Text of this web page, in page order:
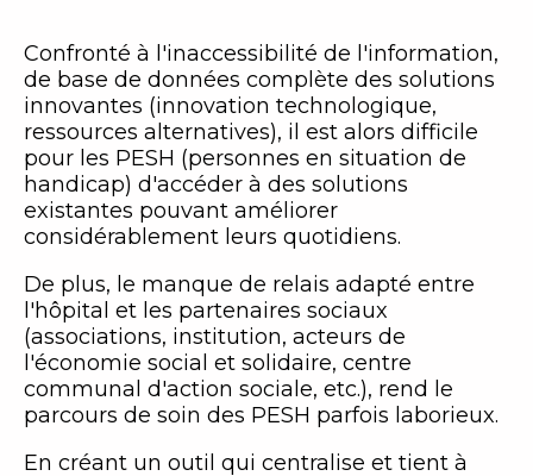
Confronté à l'inaccessibilité de l'information,
de base de données complète des solutions
innovantes (innovation technologique,
ressources alternatives), il est alors difficile
pour les PESH (personnes en situation de
handicap) d'accéder à des solutions
existantes pouvant améliorer
considérablement leurs quotidiens.
De plus, le manque de relais adapté entre
l'hôpital et les partenaires sociaux
(associations, institution, acteurs de
l'économie social et solidaire, centre
communal d'action sociale, etc.), rend le
parcours de soin des PESH parfois laborieux.
En créant un outil qui centralise et tient à